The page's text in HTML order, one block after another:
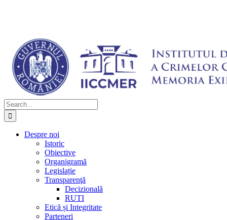
Search
for:
Despre noi
Istoric
Obiective
Organigramă
Legislație
Transparenţă
Decizională
RUTI
Etică și Integritate
Parteneri